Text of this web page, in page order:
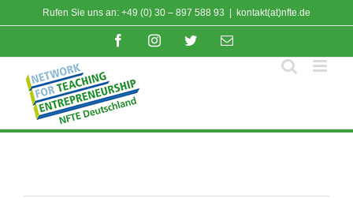
Inhalt
Rufen Sie uns an: +49 (0) 30 – 897 588 93 kontakt(at)nfte.de
FacebookInstagramTwitterE-